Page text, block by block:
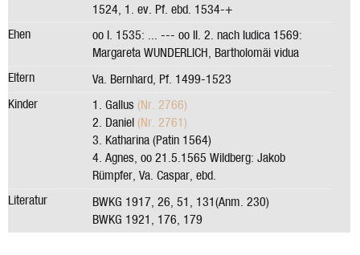
1524, 1. ev. Pf. ebd. 1534-+
Ehen
oo I. 1535: ... --- oo II. 2. nach Iudica 1569:
Margareta WUNDERLICH, Bartholomäi vidua
Eltern
Va. Bernhard, Pf. 1499-1523
Kinder
1. Gallus (Nr. 2766)
2. Daniel (Nr. 2761)
3. Katharina (Patin 1564)
4. Agnes, oo 21.5.1565 Wildberg: Jakob
Rümpfer, Va. Caspar, ebd.
Literatur
BWKG 1917, 26, 51, 131(Anm. 230)
BWKG 1921, 176, 179